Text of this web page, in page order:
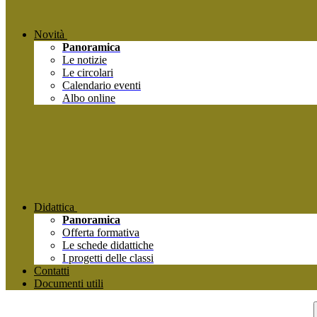
Novità
Panoramica
Le notizie
Le circolari
Calendario eventi
Albo online
Didattica
Panoramica
Offerta formativa
Le schede didattiche
I progetti delle classi
Contatti
Documenti utili